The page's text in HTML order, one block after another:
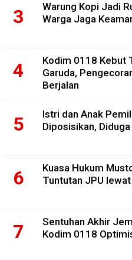
Warung Kopi Jadi
Warga Jaga
Kodim 0118 Kebut
Garuda,
Berjalan
Istri dan Anak
Diposisikan,
Kuasa Hukum
Tuntutan JPU
Sentuhan Akhir
Kodim 0118